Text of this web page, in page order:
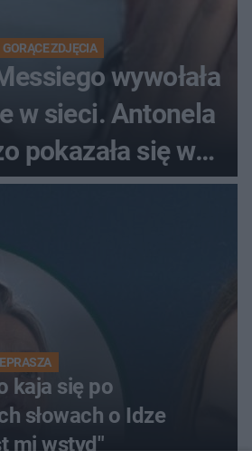
GORĄCE ZDJĘCIA
wywołała
w sieci. Antonela
pokazała się w
kaja się po
słowach o Idze
mi wstyd"